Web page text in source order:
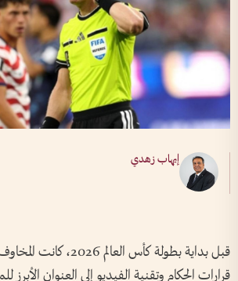
إيهاب زهدي
قبل بداية بطولة كأس
قرارات الحكام وتقنية الفيديو إلى العنوان